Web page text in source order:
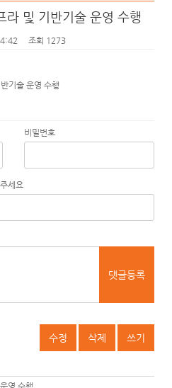
및 기반기술 운영 수행
조회 1273
기술 운영 수행
비밀번호
세요
댓글등록
수정 삭제 쓰기
영 수행